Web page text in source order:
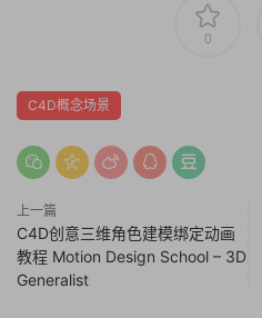
0
C4D概念场景
上一篇
C4D创意三维角色建模绑定动画
教程 Motion Design School – 3D
Generalist